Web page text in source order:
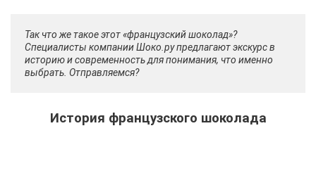
Так что же такое этот «французский шоколад»?
Специалисты компании Шоко.ру предлагают экскурс в
историю и современность для понимания, что именно
выбрать. Отправляемся?
История французского шоколада